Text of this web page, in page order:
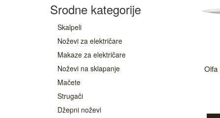
Srodne kategorije
Skalpeli
Noževi za električare
Makaze za električare
Noževi na sklapanje
Mačete
Strugači
Džepni noževi
Olfa